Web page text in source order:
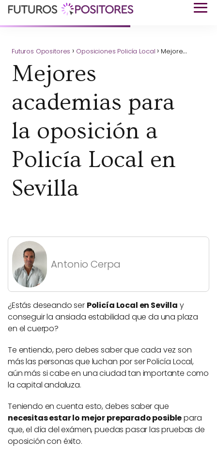
Futuros Opositores Oposiciones Policía Local Mejores academias para la oposición a Policía Local en Sevilla
Mejores
academias para
la oposición a
Policía Local en
Sevilla
Antonio Cerpa
¿Estás deseando ser Policía Local en Sevilla y
conseguir la ansiada estabilidad que da una plaza
en el cuerpo?
Te entiendo, pero debes saber que cada vez son
más las personas que luchan por ser Policía Local,
aún más si cabe en una ciudad tan importante como
la capital andaluza.
Teniendo en cuenta esto, debes saber que
necesitas estar lo mejor preparado posiblepara
que, el día del exámen, puedas pasar las pruebas de
oposición con éxito.